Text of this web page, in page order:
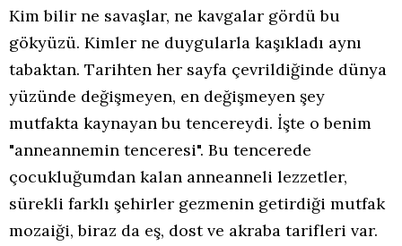
Kim bilir ne savaşlar, ne kavgalar gördü bu
gökyüzü. Kimler ne duygularla kaşıkladı aynı
tabaktan. Tarihten her sayfa çevrildiğinde dünya
yüzünde değişmeyen, en değişmeyen şey
mutfakta kaynayan bu tencereydi. İşte o benim
"anneannemin tenceresi". Bu tencerede
çocukluğumdan kalan anneanneli lezzetler,
sürekli farklı şehirler gezmenin getirdiği mutfak
mozaiği, biraz da eş, dost ve akraba tarifleri var.